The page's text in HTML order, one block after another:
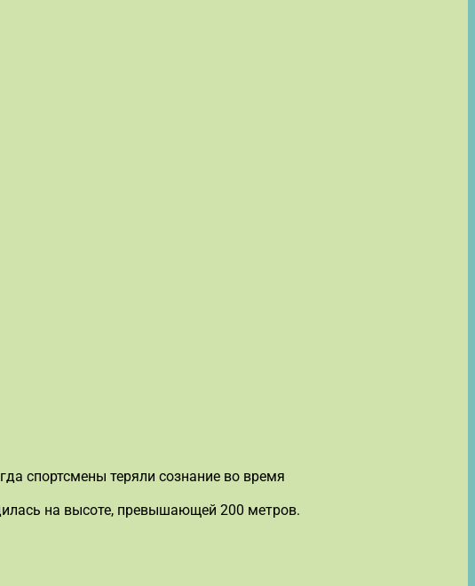
спортсмены теряли сознание во время
на высоте, превышающей 200 метров.